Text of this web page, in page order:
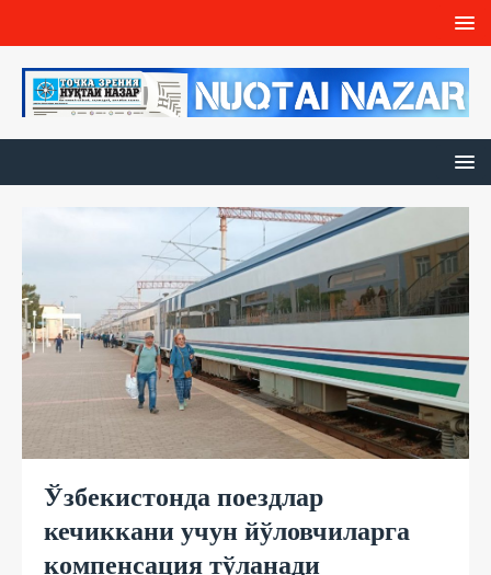
Ўзбекистонда поездлар
кечиккани учун йўловчиларга
компенсация тўланади